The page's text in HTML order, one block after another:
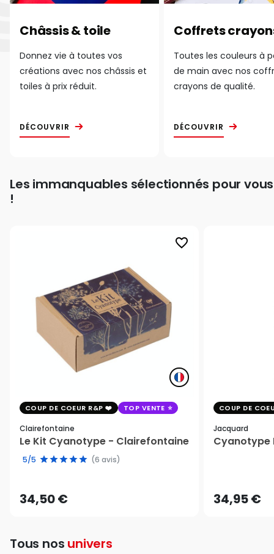
Châssis & toile
Donnez vie à toutes vos
créations avec nos châssis et
toiles à prix réduit.
DÉCOUVRIR
Coffrets
Toutes les couleurs à
de main avec nos
crayons de qualité.
DÉCOUVRIR
Les immanquables sélectionnés pour vous
!
favorite_border
COUP DE COEUR R&P TOP VENTE
Clairefontaine
Le Kit Cyanotype - Clairefontaine
5/5 (6 avis)
34,50 €
COUP DE
Jacquard
Cyanotype
34,95 €
Tous nos univers